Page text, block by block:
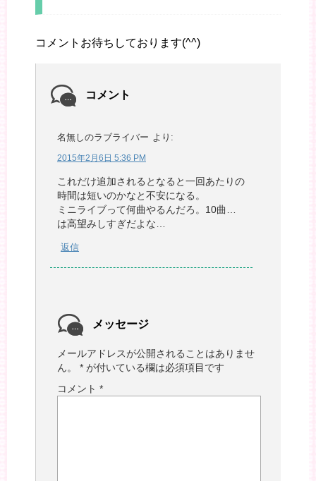
コメントお待ちしております(^^)
コメント
名無しのラブライバー より:
2015年2月6日 5:36 PM
これだけ追加されるとなると一回あたりの
時間は短いのかなと不安になる。
ミニライブって何曲やるんだろ。10曲…
は高望みしすぎだよな…
返信
メッセージ
メールアドレスが公開されることはありませ
ん。
* が付いている欄は必須項目です
コメント *